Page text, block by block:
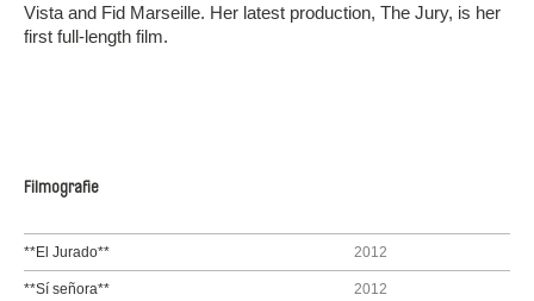
Vista and Fid Marseille. Her latest production, The Jury, is her
first full-length film.
Filmografie
**El Jurado** 2012
**Sí señora** 2012